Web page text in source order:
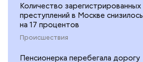
Количество зарегистрированных
преступлений в Москве снизилось
на 17 процентов
Происшествия
Пенсионерка перебегала дорогу